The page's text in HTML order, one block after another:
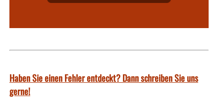
Haben Sie einen Fehler entdeckt? Dann schreiben Sie uns
gerne!